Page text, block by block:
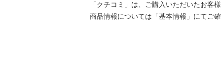
「クチコミ」は、ご購入いただいたお客
商品情報については「基本情報」にてご